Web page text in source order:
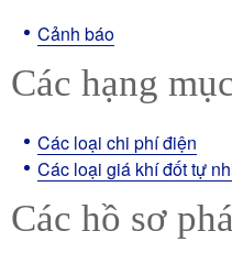
Cảnh báo
Các hạng
Các loại chi phí điện
Các loại giá khí đốt tự
Các hồ sơ